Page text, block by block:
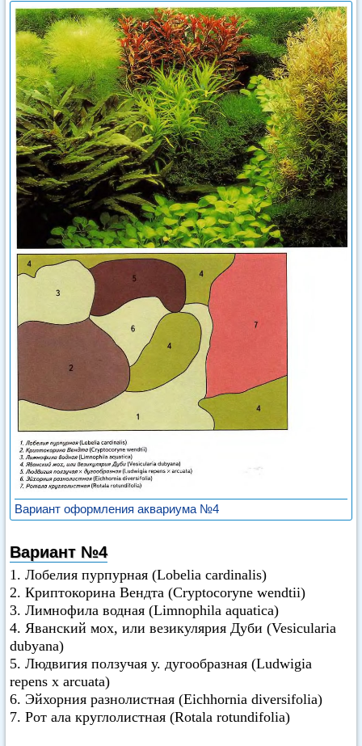
Вариант оформления аквариума №4
Вариант №4
1. Лобелия пурпурная (Lobelia cardinalis)
2. Криптокорина Вендта (Cryptocoryne wendtii)
3. Лимнофила водная (Limnophila aquatica)
4. Яванский мох, или везикулярия Дуби (Vesicularia
dubyana)
5. Людвигия ползучая у. дугообразная (Ludwigia
repens х arcuata)
6. Эйхорния разнолистная (Eichhornia diversifolia)
7. Рот ала круглолистная (Rotala rotundifolia)